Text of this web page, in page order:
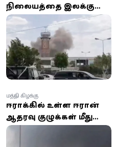
நிலையத்தை இலக்கு
வைத்து ஏவுகணை
மற்றும் ட்ரோன்
தாக்குதல்கள்!
ஈராக்கில் உள்ள ஈரான்
ஆதரவு குழுக்கள் மீது
சவுதி மற்றும் அமெரிக்கா
மத்திய கிழக்கு